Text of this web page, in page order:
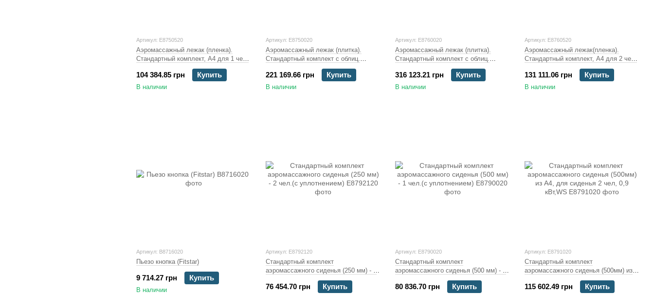
Артикул: E8750520
Аэромассажный лежак (пленка).
Стандартный комплект, А4 для 1 чел,
компрессор 1,1 кВт, DS
104 384.85 грн Купить
В наличии
Артикул: E8750020
Аэромассажный лежак (плитка).
Стандартный комплект с облиц.
плитами из А4, 1 чел,
компрессор1,1кВт,DS
221 169.66 грн Купить
В наличии
Артикул: E8760020
Аэромассажный лежак (плитка).
Стандартный комплект с облиц.
плитами из А4, 2 чел,
компрессор2,2кВт,DS
316 123.21 грн Купить
В наличии
Артикул: E8760520
Аэромассажный лежак(пленка).
Стандартный комплект, А4 для 2 чел,
компрессор 2,2 кВт, DS
131 111.06 грн Купить
В наличии
Артикул: B8716020
Пьезо кнопка (Fitstar)
9 714.27 грн Купить
В наличии
Артикул: E8792120
Стандартный комплект
аэромассажного сиденья (250 мм) - 2
чел.(с уплотнением)
76 454.70 грн Купить
Артикул: E8790020
Стандартный комплект
аэромассажного сиденья (500 мм) - 1
чел.(с уплотнением)
80 836.70 грн Купить
Артикул: E8791020
Стандартный комплект
аэромассажного сиденья (500мм) из
А4, для сиденья 2 чел, 0,9 кВт,WS
115 602.49 грн Купить